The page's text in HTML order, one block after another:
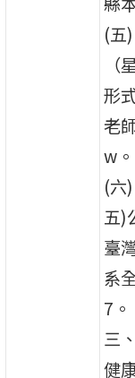
(五
形
老
w。
(六
五)
臺
系
7。
三
健